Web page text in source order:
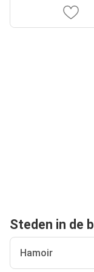
Steden in de
Hamoir